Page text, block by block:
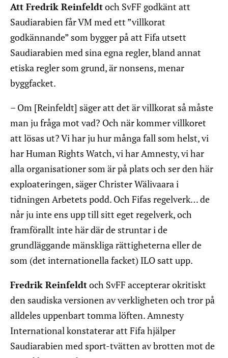
Att Fredrik Reinfeldtoch SvFF godkänt att
Saudiarabien får VM med ett ”villkorat
godkännande” som bygger på att Fifa utsett
Saudiarabien med sina egna regler, bland annat
etiska regler som grund, är nonsens, menar
byggfacket.
– Om [Reinfeldt] säger att det är villkorat så måste
man ju fråga mot vad? Och när kommer villkoret
att lösas ut? Vi har ju hur många fall som helst, vi
har Human Rights Watch, vi har Amnesty, vi har
alla organisationer som är på plats och ser den här
exploateringen, säger Christer Wälivaara i
tidningen Arbetets podd. Och Fifas regelverk… de
når ju inte ens upp till sitt eget regelverk, och
framförallt inte här där de struntar i de
grundläggande mänskliga rättigheterna eller de
som (det internationella facket) ILO satt upp.
Fredrik Reinfeldtoch SvFF accepterar okritiskt
den saudiska versionen av verkligheten och tror på
alldeles uppenbart tomma löften. Amnesty
International konstaterar att Fifa hjälper
Saudiarabien med sport-tvätten av brotten mot de